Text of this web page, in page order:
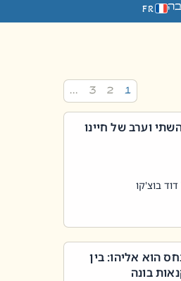
FR
1
2
3
…
וערב של חיינו
בוצ'קו
הוא אליהו: בין
בונה